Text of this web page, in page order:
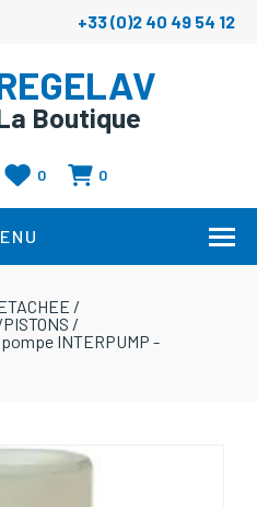
+33 (0)2 40 49 54 12
Boutique
0 0
/
PISTONS /
INTERPUMP -